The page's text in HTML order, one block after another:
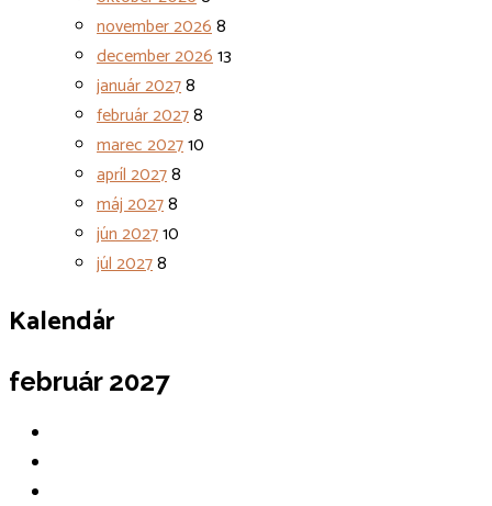
november 20268
december 202613
január 20278
február 20278
marec 202710
apríl 20278
máj 20278
jún 202710
júl 20278
Kalendár
február 2027